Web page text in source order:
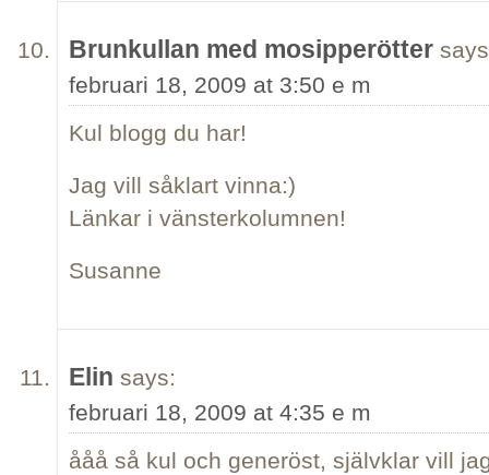
Brunkullan med mosipperötter
februari 18, 2009 at 3:50 e m
Kul blogg du har!
Jag vill såklart vinna:)
Länkar i vänsterkolumnen!
Susanne
Elin says:
februari 18, 2009 at 4:35 e m
ååå så kul och generöst, självklar vill